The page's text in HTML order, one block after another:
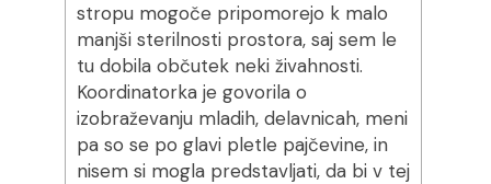
stropu mogoče pripomorejo k malo
manjši sterilnosti prostora, saj sem le
tu dobila občutek neki živahnosti.
Koordinatorka je govorila o
izobraževanju mladih, delavnicah, meni
pa so se po glavi pletle pajčevine, in
nisem si mogla predstavljati, da bi v tej